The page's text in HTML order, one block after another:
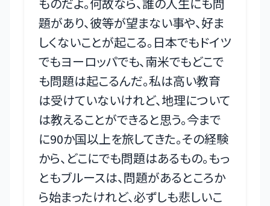
題があり、彼等が望まない事や、好ま
しくないことが起こる。日本でもドイツ
でもヨーロッパでも、南米でもどこで
も問題は起こるんだ。私は高い教育
は受けていないけれど、地理について
は教えることができると思う。今まで
に90か国以上を旅してきた。その経験
から、どこにでも問題はあるもの。もっ
ともブルースは、問題があるところか
ら始まったけれど、必ずしも悲しいこ